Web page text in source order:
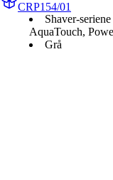
CRP154/01
Shaver-
AquaTouch,
Grå